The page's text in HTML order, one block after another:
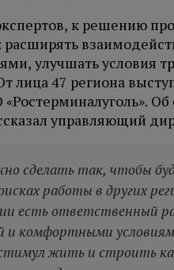
к решению
улучшать условия
лица 47 региона
управляющий
сделать так, чтобы
работы в других
есть ответственный
и комфортными
жить и строить